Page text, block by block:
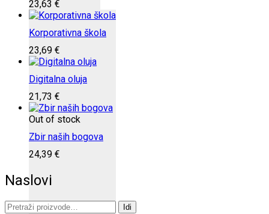
23,63 €
Korporativna škola
23,69 €
Digitalna oluja
21,73 €
Out of stock
Zbir naših bogova
24,39 €
Naslovi
Pretraži: Idi